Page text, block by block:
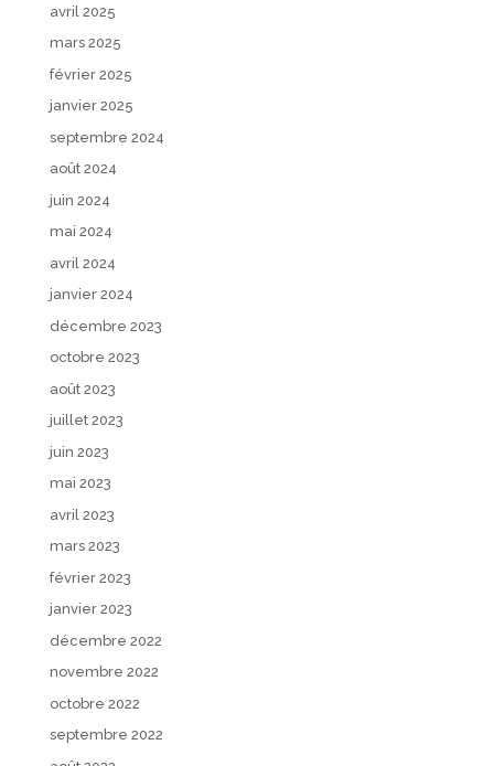
avril 2025
mars 2025
février 2025
janvier 2025
septembre 2024
août 2024
juin 2024
mai 2024
avril 2024
janvier 2024
décembre 2023
octobre 2023
août 2023
juillet 2023
juin 2023
mai 2023
avril 2023
mars 2023
février 2023
janvier 2023
décembre 2022
novembre 2022
octobre 2022
septembre 2022